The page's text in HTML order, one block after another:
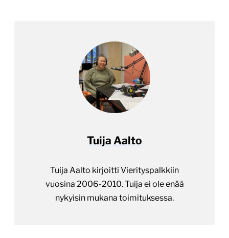
Tuija Aalto
Tuija Aalto kirjoitti Vierityspalkkiin
vuosina 2006-2010. Tuija ei ole enää
nykyisin mukana toimituksessa.